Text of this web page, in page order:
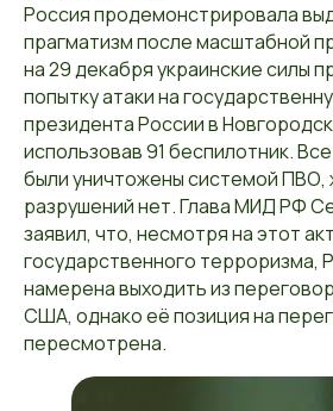
Россия продемонстрировала
прагматизм после масштабной
на 29 декабря украинские силы
попытку атаки на
президента России в
использовав 91 беспилотник.
были уничтожены системой ПВО,
разрушений нет. Глава МИД РФ
заявил, что, несмотря на этот акт
государственного терроризма,
намерена выходить из
США, однако её позиция на
пересмотрена.